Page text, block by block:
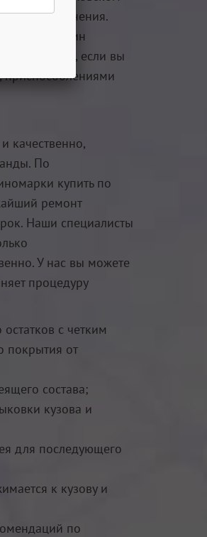
ее выполнения.
трещин
силами, если вы
качественно,
По
купить по
ремонт
Наши специалисты
У нас вы можете
процедуру
с четким
покрытия от
состава;
кузова и
для последующего
к кузову и
по